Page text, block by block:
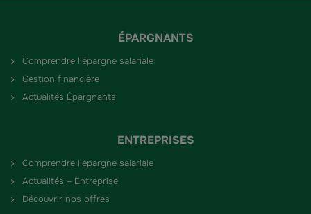
ÉPARGNANTS
Comprendre l'épargne salariale
Gestion financière
Actualités Épargnants
ENTREPRISES
Comprendre l'épargne salariale
Actualités – Entreprise
Découvrir nos offres